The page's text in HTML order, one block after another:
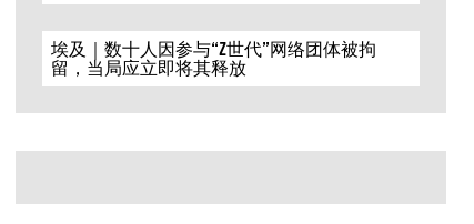
埃及｜数十人因参与“Z世代”网络团体被拘
留，当局应立即将其释放